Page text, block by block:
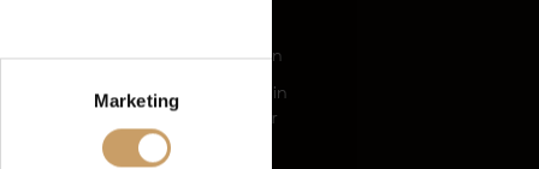
Marketing
LED koplampen
Buitenspiegels in
carrosseriekleur
Buitenspiegels